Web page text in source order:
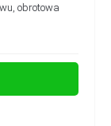
obrotowa